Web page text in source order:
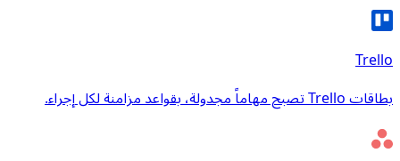
Trello
بطاقات Trello تصبح مهاماً مجدولة، بقواعد مزامنة لكل إجراء.